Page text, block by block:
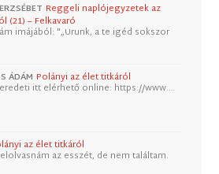
Reggeli naplójegyzetek az
(21) – Felkavaró
imájából: "„Urunk, a te igéd sokszor
ÁDÁM Polányi az élet titkáról
itt elérhető online: https://www.…
az élet titkáról
az esszét, de nem találtam.